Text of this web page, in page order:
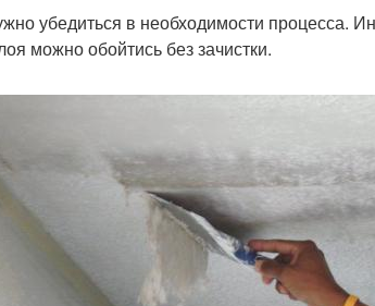
убедиться в необходимости процесса.
можно обойтись без зачистки.